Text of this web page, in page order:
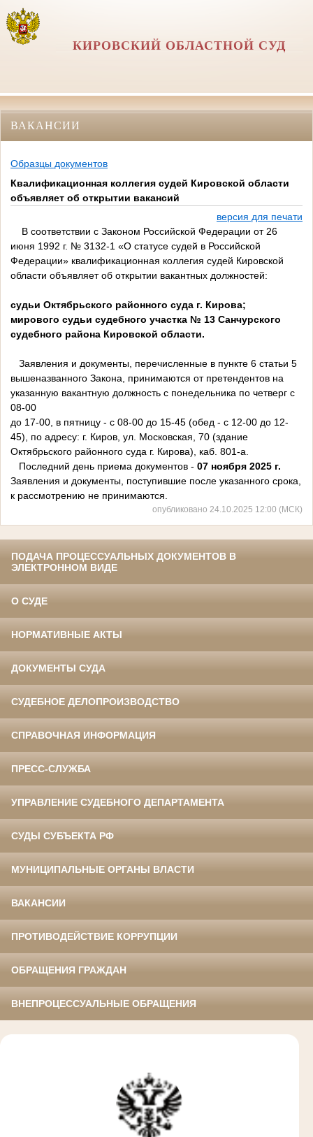
КИРОВСКИЙ ОБЛАСТНОЙ СУД
ВАКАНСИИ
Образцы документов
Квалификационная коллегия судей Кировской области
объявляет об открытии вакансий
версия для печати
В соответствии с Законом Российской Федерации от 26
июня 1992 г. № 3132-1 «О статусе судей в Российской
Федерации» квалификационная коллегия судей Кировской
области объявляет об открытии вакантных должностей:
судьи Октябрьского районного суда г. Кирова;
мирового судьи судебного участка № 13 Санчурского
судебного района Кировской области.
Заявления и документы, перечисленные в пункте 6 статьи 5
вышеназванного Закона, принимаются от претендентов на
указанную вакантную должность с понедельника по четверг с
08-00
до 17-00, в пятницу - с 08-00 до 15-45 (обед - с 12-00 до 12-
45), по адресу: г. Киров, ул. Московская, 70 (здание
Октябрьского районного суда г. Кирова), каб. 801-а.
Последний день приема документов - 07 ноября 2025 г.
Заявления и документы, поступившие после указанного срока,
к рассмотрению не принимаются.
опубликовано 24.10.2025 12:00 (МСК)
ПОДАЧА ПРОЦЕССУАЛЬНЫХ ДОКУМЕНТОВ В
ЭЛЕКТРОННОМ ВИДЕ
О СУДЕ
НОРМАТИВНЫЕ АКТЫ
ДОКУМЕНТЫ СУДА
СУДЕБНОЕ ДЕЛОПРОИЗВОДСТВО
СПРАВОЧНАЯ ИНФОРМАЦИЯ
ПРЕСС-СЛУЖБА
УПРАВЛЕНИЕ СУДЕБНОГО ДЕПАРТАМЕНТА
СУДЫ СУБЪЕКТА РФ
МУНИЦИПАЛЬНЫЕ ОРГАНЫ ВЛАСТИ
ВАКАНСИИ
ПРОТИВОДЕЙСТВИЕ КОРРУПЦИИ
ОБРАЩЕНИЯ ГРАЖДАН
ВНЕПРОЦЕССУАЛЬНЫЕ ОБРАЩЕНИЯ